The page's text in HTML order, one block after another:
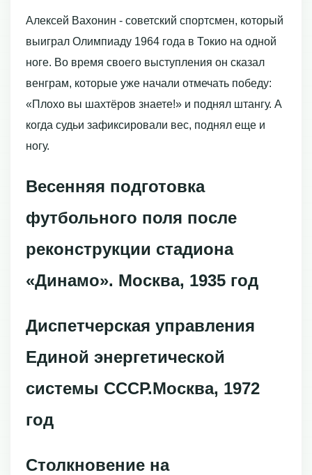
Алексей Вахонин - советский спортсмен, который
выиграл Олимпиаду 1964 года в Токио на одной
ноге. Во время своего выступления он сказал
венграм, которые уже начали отмечать победу:
«Плохо вы шахтёров знаете!» и поднял штангу. А
когда судьи зафиксировали вес, поднял еще и
ногу.
Весенняя подготовка
футбольного поля после
реконструкции стадиона
«Динамо». Москва, 1935 год
Диспетчерская управления
Единой энергетической
системы СССР.Москва, 1972
год
Столкновение на